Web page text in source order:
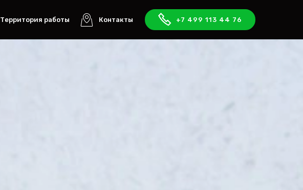
Территория работы Контакты +7 499 113 44 76